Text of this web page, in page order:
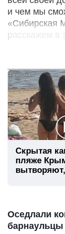
и чем мы
«Сибирская
расскажем в
Скрытая
пляже
Оседлали
барнаульцы